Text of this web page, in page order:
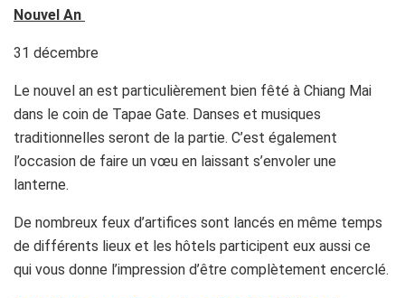
Nouvel An
31 décembre
Le nouvel an est particulièrement bien fêté à Chiang Mai
dans le coin de Tapae Gate. Danses et musiques
traditionnelles seront de la partie. C’est également
l’occasion de faire un vœu en laissant s’envoler une
lanterne.
De nombreux feux d’artifices sont lancés en même temps
de différents lieux et les hôtels participent eux aussi ce
qui vous donne l’impression d’être complètement encerclé.